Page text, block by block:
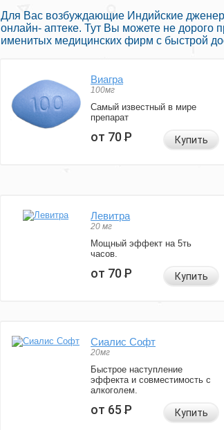
Для Вас возбуждающие Индийские
онлайн- аптеке. Тут Вы можете не дорого
именитых медицинских фирм с быстрой
Виагра
100мг
Самый известный в мире
препарат
от 70Р Купить
Левитра
20 мг
Мощный эффект на 5ть
часов.
от 70Р Купить
Сиалис Софт
20мг
Быстрое наступление
эффекта и совместимость с
алкоголем.
от 65Р Купить